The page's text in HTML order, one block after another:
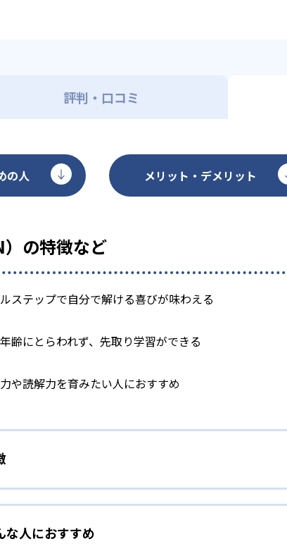
評判・口コミ
の人 メリット・デメリット
の特徴など
ステップで自分で解ける喜びが味わえる
齢にとらわれず、先取り学習ができる
や読解力を育みたい人におすすめ
学習
、一人ひとりの学力に応じたレベルから学習を始めて
な人におすすめ